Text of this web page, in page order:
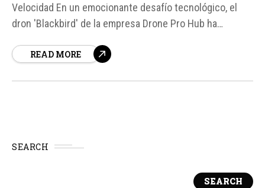
Velocidad En un emocionante desafío tecnológico, el
dron 'Blackbird' de la empresa Drone Pro Hub ha
superando el récord actual de velocidad para drones.
READ MORE
SEARCH
SEARCH